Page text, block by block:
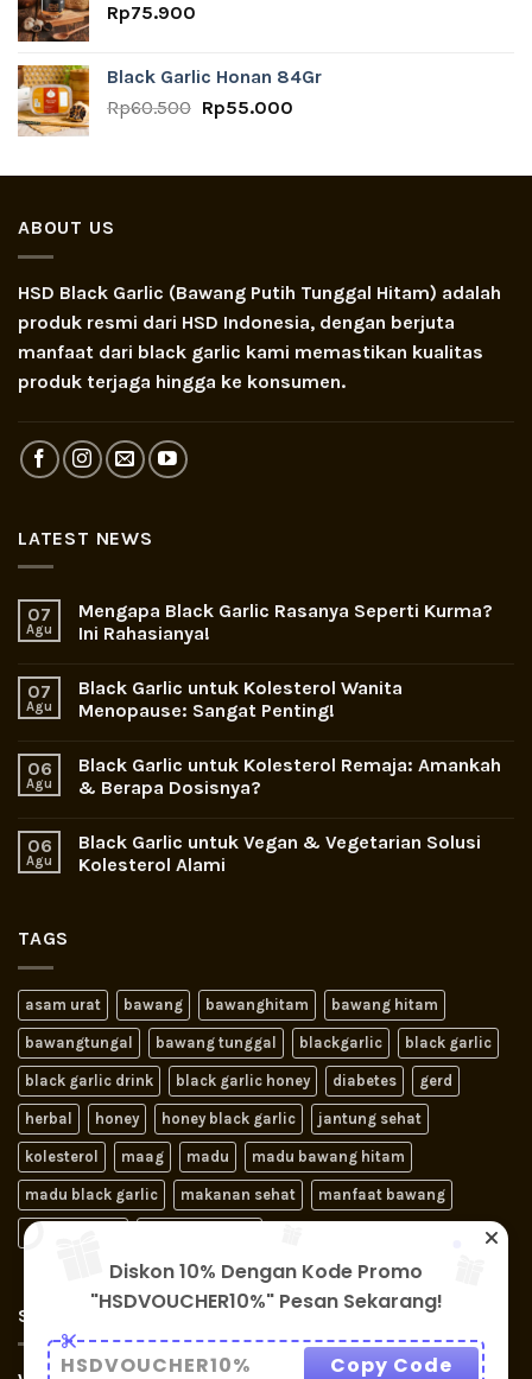
Rp75.900
Black Garlic Honan 84Gr
Rp60.500 Original
Rp60.500.
Rp55.000Current
Rp55.000.
ABOUT US
HSD Black Garlic (Bawang Putih Tunggal Hitam) adalah
produk resmi dari HSD Indonesia, dengan berjuta
manfaat dari black garlic kami memastikan kualitas
produk terjaga hingga ke konsumen.
LATEST NEWS
07
Agu
Mengapa Black Garlic Rasanya Seperti Kurma?
Ini Rahasianya!
07
Agu
Black Garlic untuk Kolesterol Wanita
Menopause: Sangat Penting!
06
Agu
Black Garlic untuk Kolesterol Remaja: Amankah
& Berapa Dosisnya?
06
Agu
Black Garlic untuk Vegan & Vegetarian Solusi
Kolesterol Alami
TAGS
asam urat bawang bawanghitam bawang hitam
bawangtungal bawang tunggal blackgarlic black garlic
black garlic drink black garlic honey diabetes gerd
herbal honey honey black garlic jantung sehat
kolesterol maag madu madu bawang hitam
madu black garlic makanan sehat manfaat bawang
obat jantung
SIGNUP FOR NEWSLETTER
Diskon 10% Dengan Kode Promo
"HSDVOUCHER10%" Pesan Sekarang!
HSDVOUCHER10% Copy Code